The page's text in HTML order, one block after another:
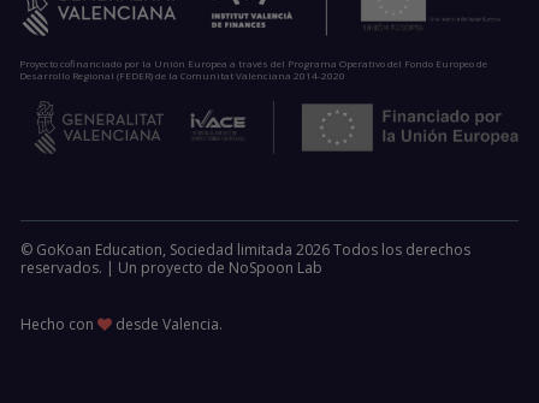
Proyecto cofinanciado por la Unión Europea a través del Programa Operativo del Fondo Europeo de
Desarrollo Regional (FEDER) de la Comunitat Valenciana 2014-2020
© GoKoan Education, Sociedad limitada 2026 Todos los derechos
reservados. | Un proyecto de NoSpoon Lab
Hecho con desde Valencia.